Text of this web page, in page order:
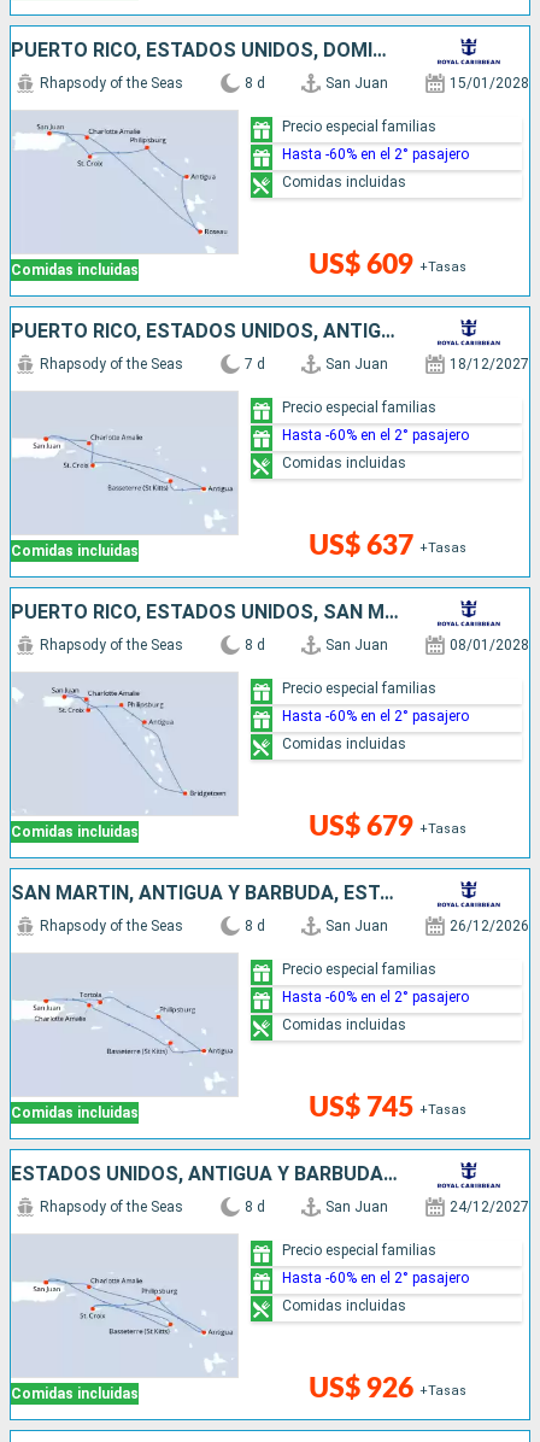
PUERTO RICO, ESTADOS UNIDOS, DOMINICA, ANTIGUA Y BARBUDA, SAN MARTÍN
Comidas incluidas
Rhapsody of the Seas 8 d San Juan 15/01/2028
US$ 609 +Tasas
Precio especial familias
Hasta -60% en el 2° pasajero
Comidas incluidas
PUERTO RICO, ESTADOS UNIDOS, ANTIGUA Y BARBUDA
Comidas incluidas
Rhapsody of the Seas 7 d San Juan 18/12/2027
US$ 637 +Tasas
Precio especial familias
Hasta -60% en el 2° pasajero
Comidas incluidas
PUERTO RICO, ESTADOS UNIDOS, SAN MARTÍN, ANTIGUA Y BARBUDA, BARBADOS
Comidas incluidas
Rhapsody of the Seas 8 d San Juan 08/01/2028
US$ 679 +Tasas
Precio especial familias
Hasta -60% en el 2° pasajero
Comidas incluidas
SAN MARTÍN, ANTIGUA Y BARBUDA, ESTADOS UNIDOS, PUERTO RICO
Comidas incluidas
Rhapsody of the Seas 8 d San Juan 26/12/2026
US$ 745 +Tasas
Precio especial familias
Hasta -60% en el 2° pasajero
Comidas incluidas
ESTADOS UNIDOS, ANTIGUA Y BARBUDA, SAN MARTÍN, PUERTO RICO
Comidas incluidas
Rhapsody of the Seas 8 d San Juan 24/12/2027
US$ 926 +Tasas
Precio especial familias
Hasta -60% en el 2° pasajero
Comidas incluidas